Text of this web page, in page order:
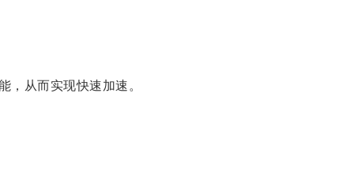
从而实现快速加速。